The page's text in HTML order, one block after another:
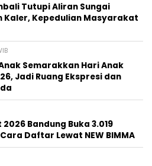
Tutupi Aliran Sungai
Kaler, Kepedulian Masyarakat
Semarakkan Hari Anak
Jadi Ruang Ekspresi dan
Bandung Buka 3.019
Daftar Lewat NEW BIMMA